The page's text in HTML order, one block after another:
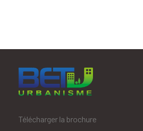
Télécharger la brochure